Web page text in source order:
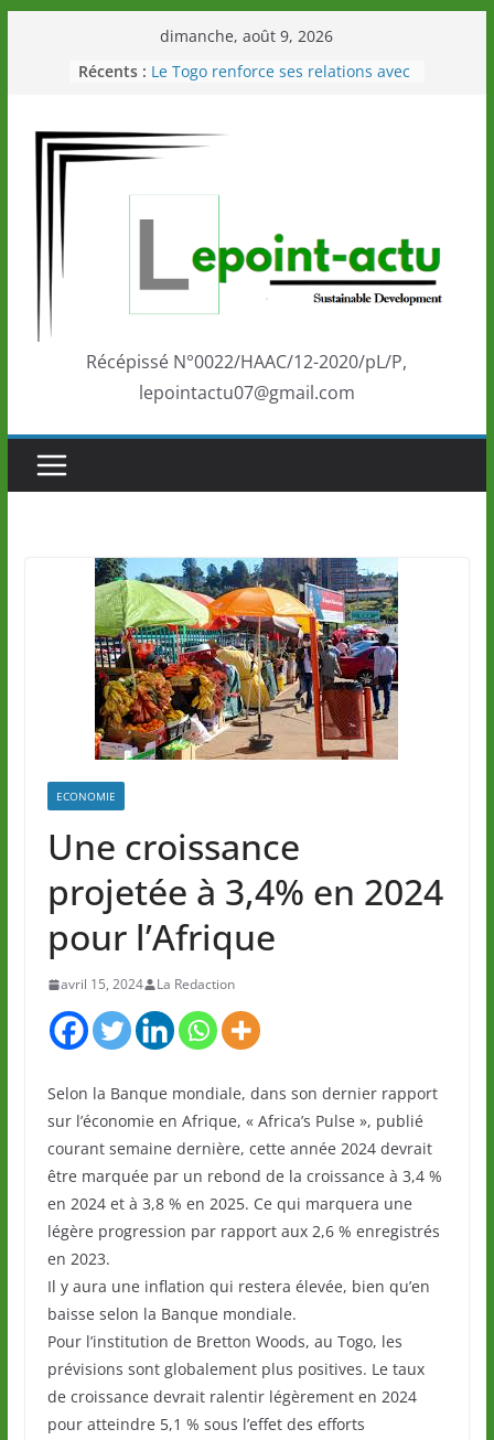
dimanche, août 9, 2026
Récents : Le Togo renforce ses relations avec
Éléphants en Côte d’Ivoire
LOTO DETENTE”, un nouveau tirage
marque de confiance au Togo sur
la scène internationale au-delà des
performances de ses athlètes
Togo: Que retenir de la politique
éducation et de l’ambition de
Récépissé N°0022/HAAC/12-2020/pL/P,
lepointactu07@gmail.com
ECONOMIE
Une croissance
projetée à 3,4% en 2024
pour l’Afrique
avril 15, 2024 La Redaction
Selon la Banque mondiale, dans son dernier rapport
sur l’économie en Afrique, « Africa’s Pulse », publié
courant semaine dernière, cette année 2024 devrait
être marquée par un rebond de la croissance à 3,4 %
en 2024 et à 3,8 % en 2025. Ce qui marquera une
légère progression par rapport aux 2,6 % enregistrés
en 2023.
Il y aura une inflation qui restera élevée, bien qu’en
baisse selon la Banque mondiale.
Pour l’institution de Bretton Woods, au Togo, les
prévisions sont globalement plus positives. Le taux
de croissance devrait ralentir légèrement en 2024
pour atteindre 5,1 % sous l’effet des efforts